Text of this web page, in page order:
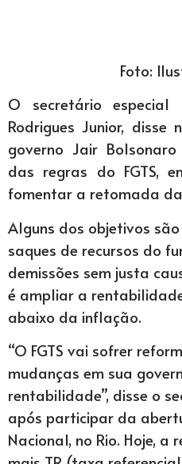
Foto:
O secretário especial
Rodrigues Junior,
governo Jair
das regras do FGTS,
fomentar a retomada
Alguns dos objetivos
saques de recursos do
demissões sem justa
é ampliar a
abaixo da inflação.
“O FGTS vai sofrer
mudanças em sua
rentabilidade”, disse o
após participar da
Nacional, no Rio. Hoje,